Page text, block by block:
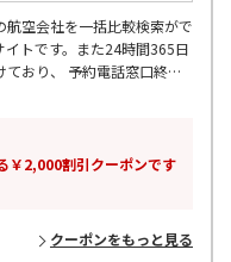
航空会社を一括比較検索がで
トです。また24時間365日
おり、 予約電話窓口終了
ででき、最大88%OFFの航
アルチケットにお任せくだ
￥2,000割引クーポンです
クーポンをもっと見る